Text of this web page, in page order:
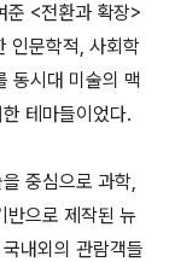
준 <전환과 확장>
인문학적, 사회학
동시대 미술의 맥
테마들이었다.
중심으로 과학,
반으로 제작된 뉴
내외의 관람객들